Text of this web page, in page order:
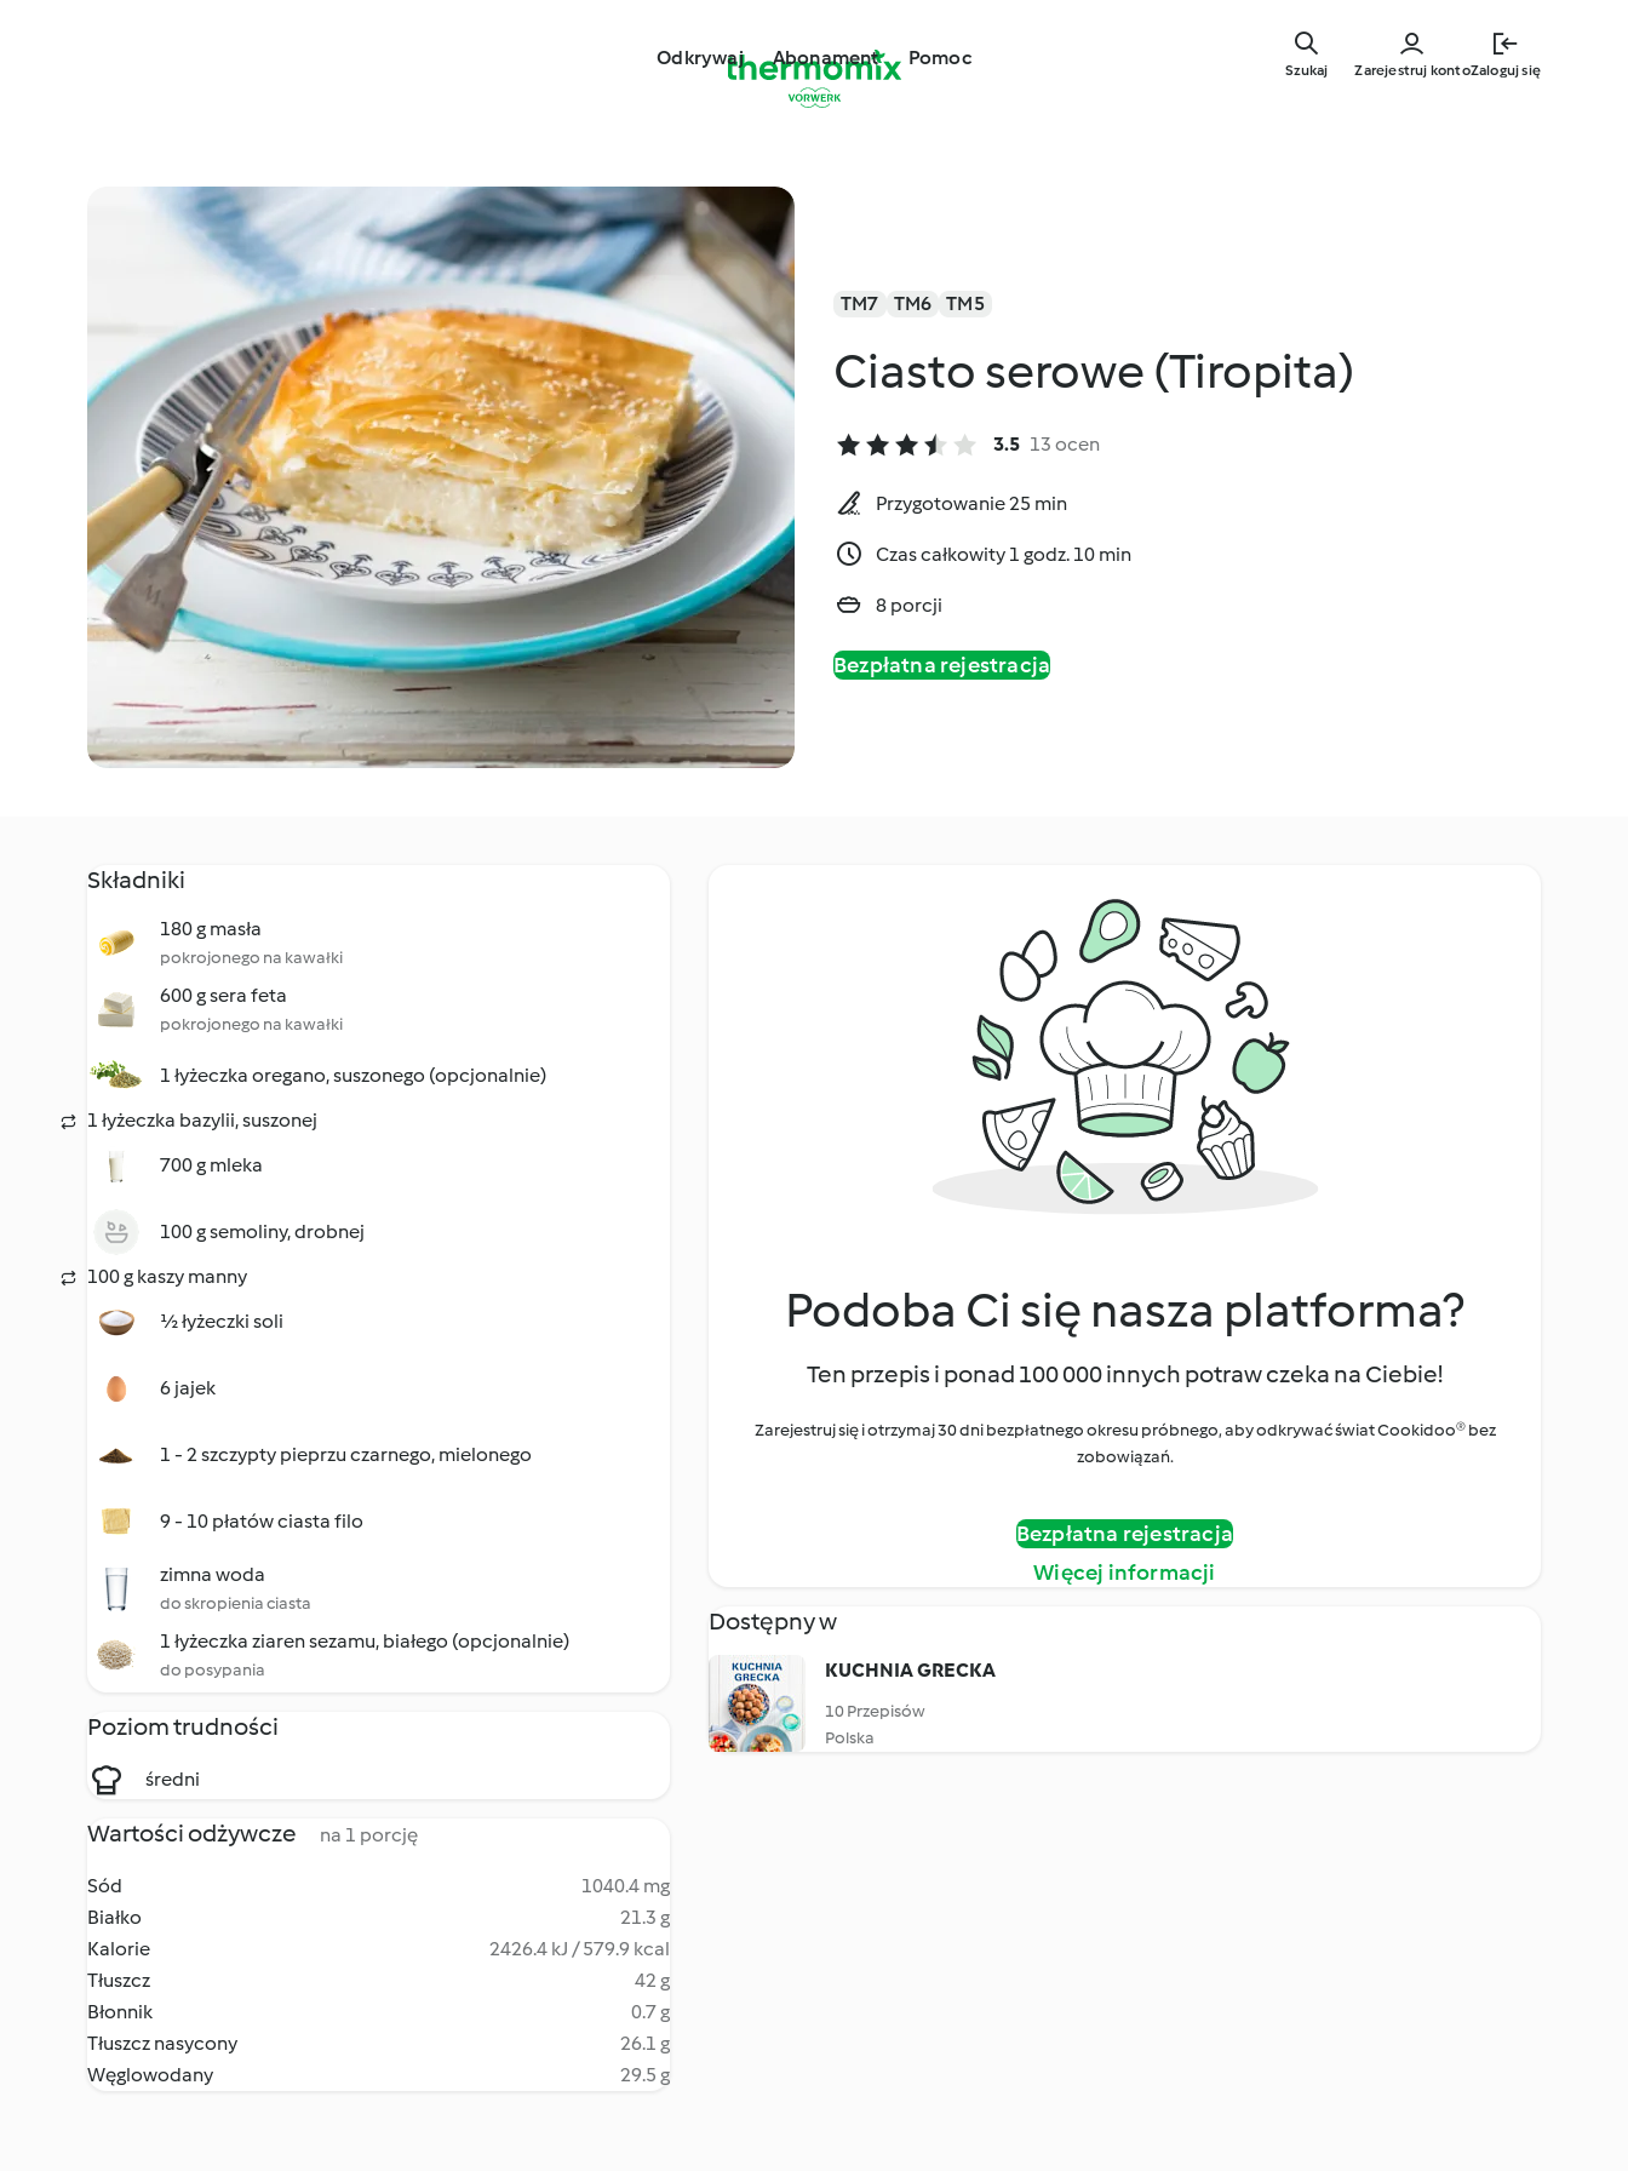
głównej
Odkrywaj Abonament Pomoc
Zarejestruj kontoZaloguj się
Szukaj
TM7 TM6 TM5
Ciasto serowe (Tiropita)
3.5 13 ocen
Przygotowanie 25 min
Czas całkowity 1 godz. 10 min
8 porcji
Bezpłatna rejestracja
Składniki
180 g masła
pokrojonego na kawałki
600 g sera feta
pokrojonego na kawałki
1 łyżeczka oregano, suszonego (opcjonalnie)
1 łyżeczka bazylii, suszonej
700 g mleka
100 g semoliny, drobnej
100 g kaszy manny
½ łyżeczki soli
6 jajek
1 - 2 szczypty pieprzu czarnego, mielonego
9 - 10 płatów ciasta filo
zimna woda
do skropienia ciasta
1 łyżeczka ziaren sezamu, białego (opcjonalnie)
do posypania
Poziom trudności
średni
Wartości odżywcze na 1 porcję
Sód
1040.4 mg
Białko
21.3 g
Kalorie
2426.4 kJ / 579.9 kcal
Tłuszcz
42 g
Błonnik
0.7 g
Tłuszcz nasycony
26.1 g
Węglowodany
29.5 g
Podoba Ci się nasza platforma?
Ten przepis i ponad 100 000 innych potraw czeka na Ciebie!
Zarejestruj się i otrzymaj 30 dni bezpłatnego okresu próbnego, aby odkrywać świat Cookidoo® bez
zobowiązań.
Bezpłatna rejestracja
Więcej informacji
Dostępny w
KUCHNIA GRECKA
10 Przepisów
Polska